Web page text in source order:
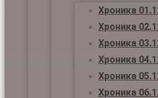
Хроника
Хроника
Хроника
Хроника
Хроника
Хроника